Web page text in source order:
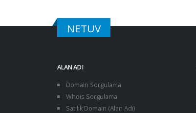
NETUV
ALAN ADI
Domain Sorgulama
Whois Sorgulama
Satılık Domain (Alan Adı)